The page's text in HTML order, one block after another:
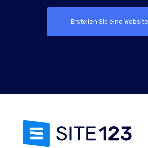
Erstellen Sie eine Website